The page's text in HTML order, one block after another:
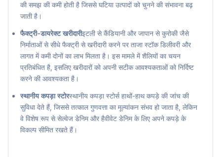
की समझ की कमी होती है जिससे घटिया उत्पादों को चुनने की संभावना बढ़
जाती है।
फैक्ट्री-डायरेक्ट खरीदारीइटली से कैंडियानी और जापान से कुरोकी जैसे
निर्माताओं से सीधे फैक्ट्री से खरीदारी करने पर ताजा स्टॉक डिलीवरी और
लागत में कमी दोनों का लाभ मिलता है। इस मामले में शैलियों का चयन
प्रतिबंधित है, इसलिए खरीदारों को अपनी सटीक आवश्यकताओं को निर्दिष्ट
करने की आवश्यकता है।
स्थानीय कपड़ा स्टोरस्थानीय कपड़ा स्टोर्स हाथों-हाथ कपड़े की जांच की
सुविधा देते हैं, जिससे तत्काल गुणवत्ता का मूल्यांकन संभव हो जाता है, लेकिन
वे विशेष रूप से सेल्वेज डेनिम और हैवीवेट डेनिम के लिए अपने कपड़े के
विकल्प सीमित रखते हैं।